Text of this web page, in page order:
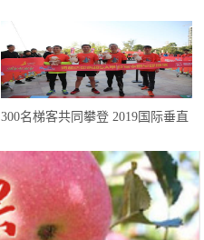
300名梯客共同攀登 2019国际垂直
站欢乐开跑